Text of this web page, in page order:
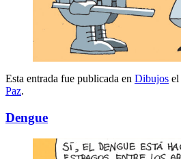
Esta entrada fue publicada en Dibujos el
Paz.
Dengue